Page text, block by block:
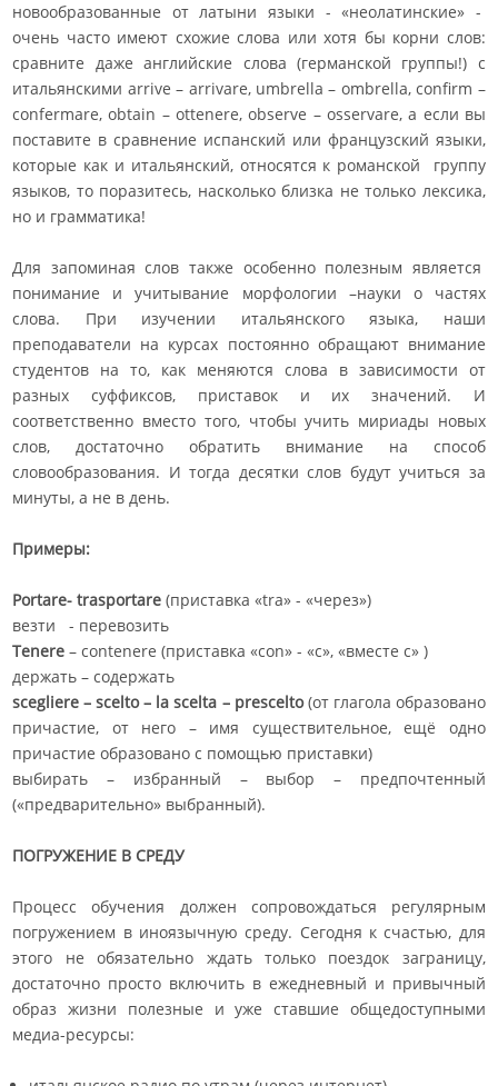
новообразованные от латыни языки - «неолатинские» -
очень часто имеют схожие слова или хотя бы корни слов:
сравните даже английские слова (германской группы!) с
итальянскими arrive – arrivare, umbrella – ombrella, confirm –
confermare, obtain – ottenere, observe – osservare, а если вы
поставите в сравнение испанский или французский языки,
которые как и итальянский, относятся к романской группу
языков, то поразитесь, насколько близка не только лексика,
но и грамматика!
Для запоминая слов также особенно полезным является
понимание и учитывание морфологии –науки о частях
слова. При изучении итальянского языка, наши
преподаватели на курсах постоянно обращают внимание
студентов на то, как меняются слова в зависимости от
разных суффиксов, приставок и их значений. И
соответственно вместо того, чтобы учить мириады новых
слов, достаточно обратить внимание на способ
словообразования. И тогда десятки слов будут учиться за
минуты, а не в день.
Примеры:
Portare- trasportare (приставка «tra» - «через»)
везти - перевозить
Tenere – contenere (приставка «con» - «с», «вместе с» )
держать – содержать
scegliere – scelto – la scelta – prescelto(от глагола образовано
причастие, от него – имя существительное, ещё одно
причастие образовано с помощью приставки)
выбирать – избранный – выбор – предпочтенный
(«предварительно» выбранный).
ПОГРУЖЕНИЕ В СРЕДУ
Процесс обучения должен сопровождаться регулярным
погружением в иноязычную среду. Сегодня к счастью, для
этого не обязательно ждать только поездок заграницу,
достаточно просто включить в ежедневный и привычный
образ жизни полезные и уже ставшие общедоступными
медиа-ресурсы: